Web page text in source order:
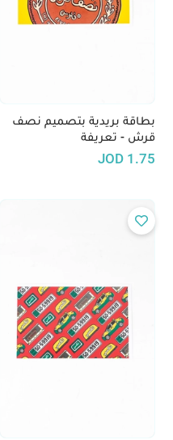
بطاقة بريدية بتصميم نصف
قرش - تعريفة
1.75
JOD